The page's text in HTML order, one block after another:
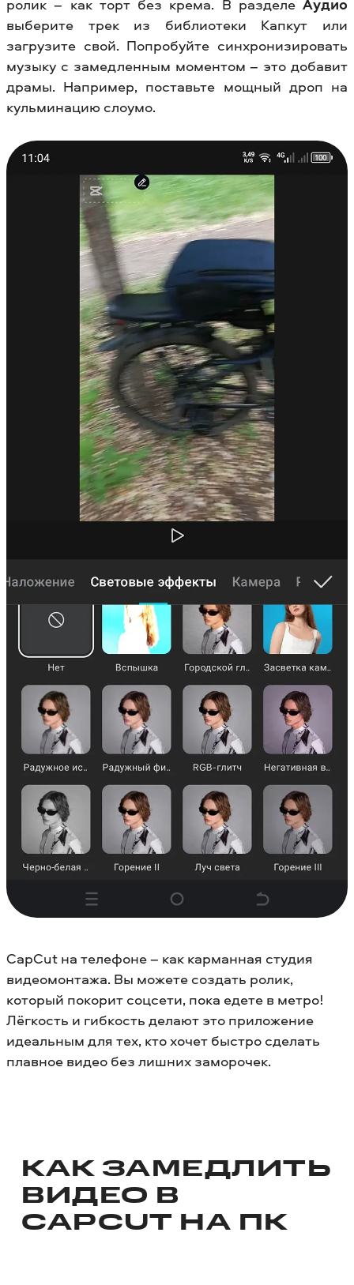
ролик – как торт без крема. В разделе Аудио
выберите трек из библиотеки Капкут или
загрузите свой. Попробуйте синхронизировать
музыку с замедленным моментом – это добавит
драмы. Например, поставьте мощный дроп на
кульминацию слоумо.
CapCut на телефоне – как карманная студия
видеомонтажа. Вы можете создать ролик,
который покорит соцсети, пока едете в метро!
Лёгкость и гибкость делают это приложение
идеальным для тех, кто хочет быстро сделать
плавное видео без лишних заморочек.
КАК ЗАМЕДЛИТЬ
ВИДЕО В
CAPCUT НА ПК